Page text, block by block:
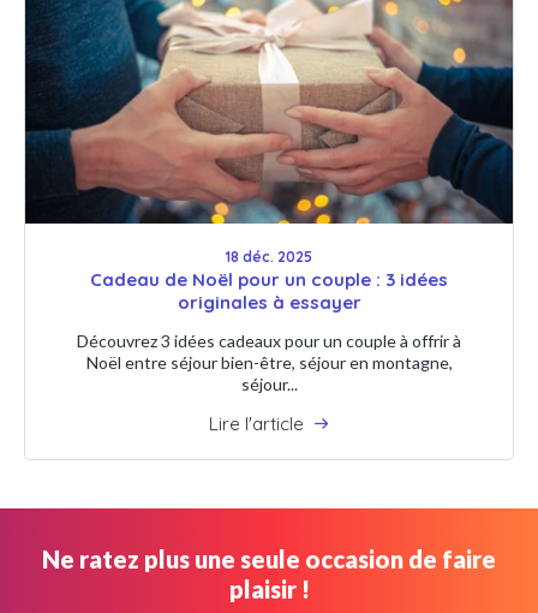
18 déc. 2025
Cadeau de Noël pour un couple : 3 idées
originales à essayer
Découvrez 3 idées cadeaux pour un couple à offrir à
Noël entre séjour bien-être, séjour en montagne,
séjour...
Lire l'article
Ne ratez plus une seule occasion de faire
plaisir !